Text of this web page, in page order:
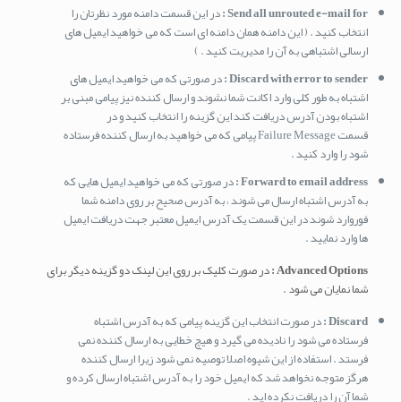
Send all unrouted e-mail for : در این قسمت دامنه مورد نظرتان را
انتخاب کنید . ( این دامنه همان دامنه ای است که می خواهید ایمیل های
ارسالی اشتباهی به آن را مدیریت کنید . )
Discard with error to sender : در صورتی که می خواهید ایمیل های
اشتباه به طور کلی وارد اکانت شما نشوند و ارسال کننده نیز پیامی مبنی بر
اشتباه بودن آدرس دریافت کند این گزینه را انتخاب کنید و در
قسمت Failure Message پیامی که می خواهید به ارسال کننده فرستاده
شود را وارد کنید .
Forward to email address : در صورتی که می خواهید ایمیل هایی که
به آدرس اشتباه ارسال می شوند ، به آدرس صحیح بر روی دامنه شما
فوروارد شوند در این قسمت یک آدرس ایمیل معتبر جهت دریافت ایمیل
ها وارد نمایید .
Advanced Options : در صورت کلیک بر روی این لینک دو گزینه دیگر برای
شما نمایان می شود .
Discard : در صورت انتخاب این گزینه پیامی که به آدرس اشتباه
فرستاده می شود را نادیده می گیرد و هیچ خطایی به ارسال کننده نمی
فرستد . استفاده از این شیوه اصلا توصیه نمی شود زیرا ارسال کننده
هرگز متوجه نخواهد شد که ایمیل خود را به آدرس اشتباه ارسال کرده و
شما آن را دریافت نکرده اید .